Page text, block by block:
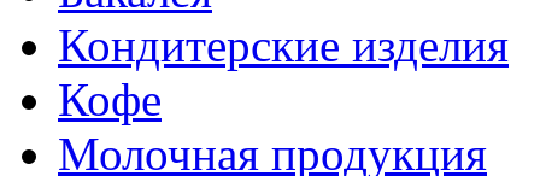
Кондитерские изделия
Кофе
Молочная продукция